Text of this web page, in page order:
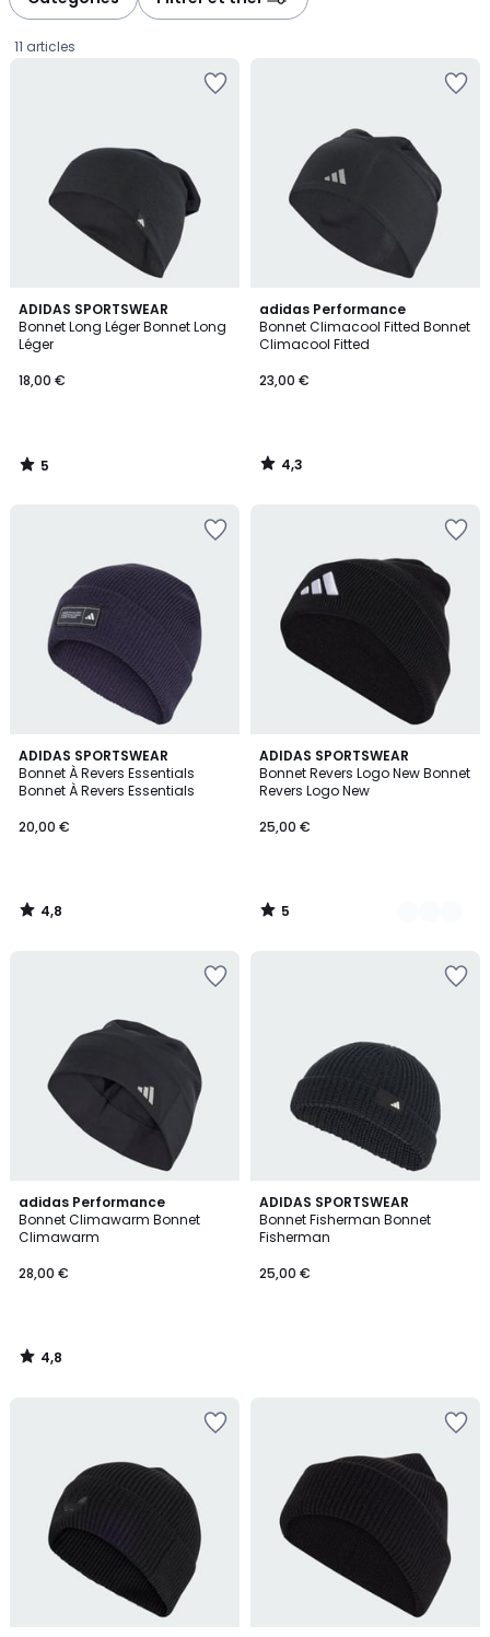
11 articles
ADIDAS SPORTSWEAR
Bonnet Long Léger Bonnet Long
Léger
€.
18,00 €
5
/
5
5
/
adidas Performance
Bonnet Climacool Fitted Bonnet
Climacool Fitted
23,00 €
4,3
/ 5
4,3
/
ADIDAS SPORTSWEAR
Bonnet À Revers Essentials
Bonnet À Revers Essentials
20,00 €
4,8
/ 5
4,8
/
ADIDAS SPORTSWEAR
Bonnet Revers Logo New Bonnet
Revers Logo New
25,00 €
5
/
5
3
Couleurs
5
/
adidas Performance
Bonnet Climawarm Bonnet
Climawarm
28,00 €
4,8
/ 5
4,8
/
ADIDAS SPORTSWEAR
Bonnet Fisherman Bonnet
Fisherman
25,00 €